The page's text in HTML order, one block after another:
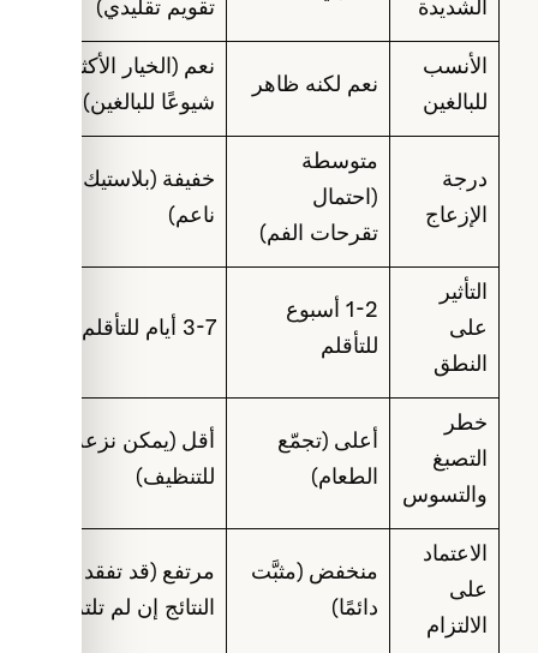
الشديدة تقويم تقليدي)
الأنسب
للبالغين
نعم لكنه ظاهر
نعم (الخيار الأكثر
شيوعًا للبالغين)
درجة
الإزعاج
متوسطة
(احتمال
تقرحات الفم)
خفيفة (بلاستيك
ناعم)
التأثير
على
النطق
1-2 أسبوع
للتأقلم
3-7 أيام للتأقلم
خطر
التصبغ
والتسوس
أعلى (تجمّع
الطعام)
أقل (يمكن نزعه
للتنظيف)
الاعتماد
على
الالتزام
منخفض (مثبَّت
دائمًا)
مرتفع (قد تفقد
النتائج إن لم تلتزم)